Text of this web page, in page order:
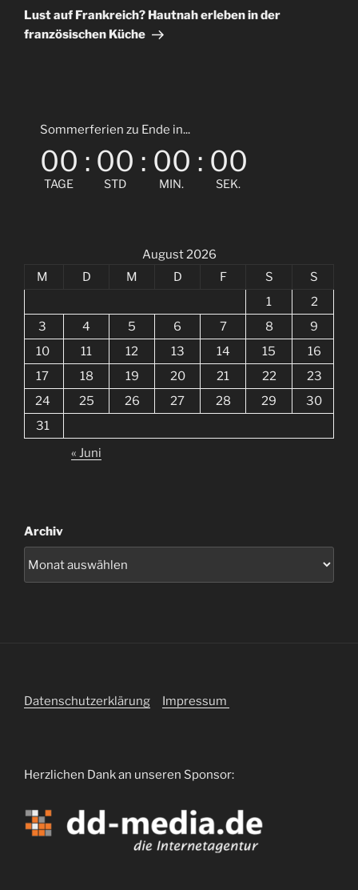
Beitrag
Lust auf Frankreich? Hautnah erleben in der
französischen Küche
Sommerferien zu Ende in...
00
TAGE
: 00
STD
: 00
MIN.
: 00
SEK.
August 2026
M
D M D F S
S
1
2
3
4 5 6 7 8
9
10
11 12 13 14 15
16
17
18 19 20 21 22
23
24
25 26 27 28 29
30
31
« Juni
Archiv
Datenschutzerklärung Impressum
Herzlichen Dank an unseren Sponsor: